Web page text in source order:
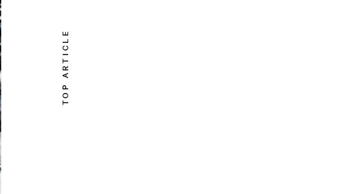
TOP ARTICLE